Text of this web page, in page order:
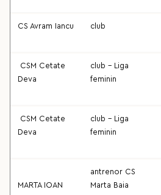
CS Avram Iancu club
CSM Cetate
Deva
club - Liga
feminin
CSM Cetate
Deva
club - Liga
feminin
MARTA IOAN
antrenor CS
Marta Baia